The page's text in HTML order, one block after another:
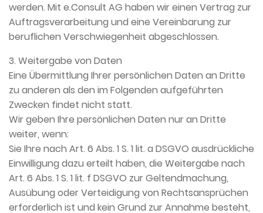
werden. Mit e.Consult AG haben wir einen Vertrag zur
Auftragsverarbeitung und eine Vereinbarung zur
beruflichen Verschwiegenheit abgeschlossen.
3. Weitergabe von Daten
Eine Übermittlung Ihrer persönlichen Daten an Dritte
zu anderen als den im Folgenden aufgeführten
Zwecken findet nicht statt.
Wir geben Ihre persönlichen Daten nur an Dritte
weiter, wenn:
Sie Ihre nach Art. 6 Abs. 1 S. 1 lit. a DSGVO ausdrückliche
Einwilligung dazu erteilt haben, die Weitergabe nach
Art. 6 Abs. 1 S. 1 lit. f DSGVO zur Geltendmachung,
Ausübung oder Verteidigung von Rechtsansprüchen
erforderlich ist und kein Grund zur Annahme besteht,